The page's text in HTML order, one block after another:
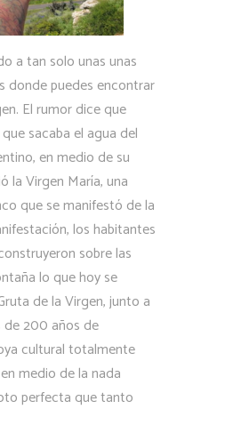
a tan solo unas unas
donde puedes encontrar
El rumor dice que
sacaba el agua del
en medio de su
la Virgen María, una
que se manifestó de la
los habitantes
sobre las
lo que hoy se
de la Virgen, junto a
de 200 años de
cultural totalmente
medio de la nada
perfecta que tanto